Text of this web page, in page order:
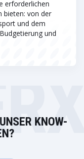
erforderlichen
bieten: von der
und dem
und
KNOW-